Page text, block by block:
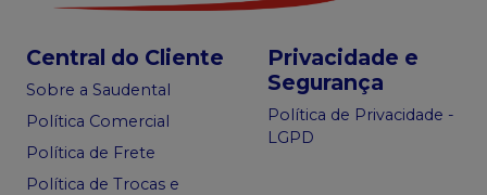
Central do Cliente
Sobre a Saudental
Política Comercial
Política de Frete
Política de Trocas e
Privacidade e
Segurança
Política de Privacidade -
LGPD